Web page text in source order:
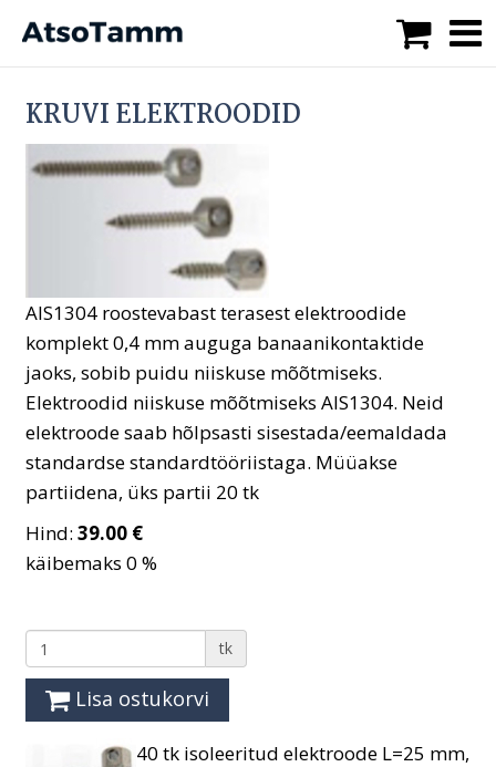
KRUVI ELEKTROODID
AlS1304 roostevabast terasest elektroodide
komplekt 0,4 mm auguga banaanikontaktide
jaoks, sobib puidu niiskuse mõõtmiseks.
Elektroodid niiskuse mõõtmiseks AlS1304. Neid
elektroode saab hõlpsasti sisestada/eemaldada
standardse standardtööriistaga. Müüakse
partiidena, üks partii 20 tk
Hind: 39.00 €
käibemaks 0 %
tk
Lisa ostukorvi
40 tk isoleeritud elektroode L=25 mm,